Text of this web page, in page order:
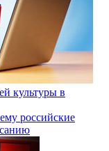
культуры в
российские